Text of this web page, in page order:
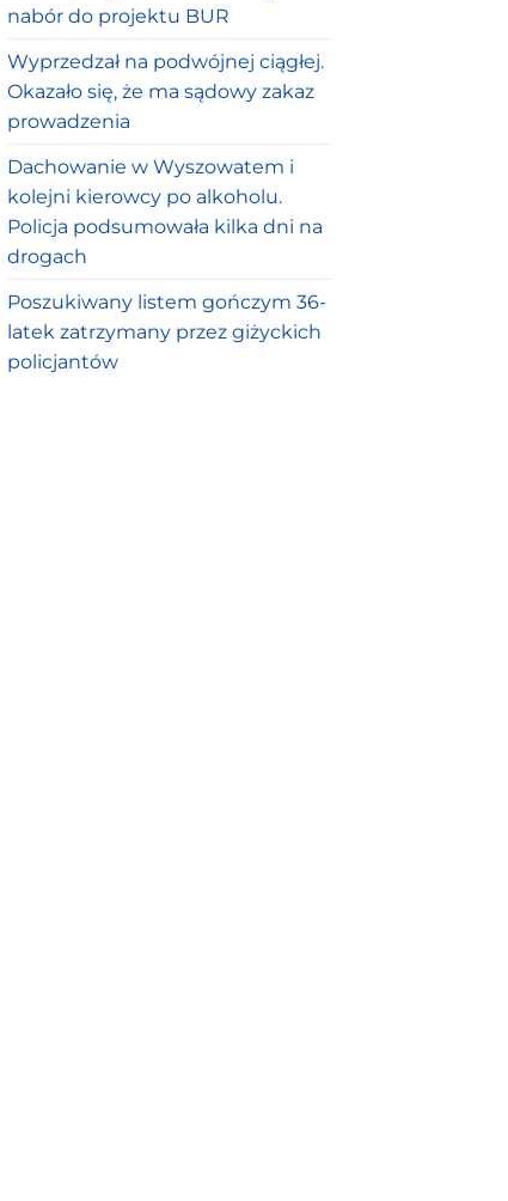
nabór do projektu BUR
Wyprzedzał na podwójnej ciągłej.
Okazało się, że ma sądowy zakaz
prowadzenia
Dachowanie w Wyszowatem i
kolejni kierowcy po alkoholu.
Policja podsumowała kilka dni na
drogach
Poszukiwany listem gończym 36-
latek zatrzymany przez giżyckich
policjantów